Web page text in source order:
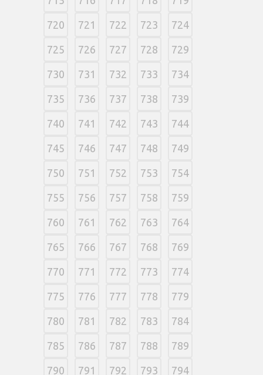
720 721 722 723 724
725 726 727 728 729
730 731 732 733 734
735 736 737 738 739
740 741 742 743 744
745 746 747 748 749
750 751 752 753 754
755 756 757 758 759
760 761 762 763 764
765 766 767 768 769
770 771 772 773 774
775 776 777 778 779
780 781 782 783 784
785 786 787 788 789
790 791 792 793 794